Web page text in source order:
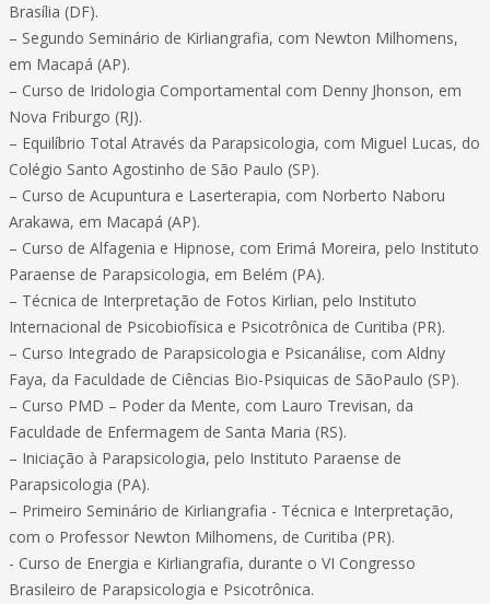
Brasília (DF).
– Segundo Seminário de Kirliangrafia, com Newton Milhomens,
em Macapá (AP).
– Curso de Iridologia Comportamental com Denny Jhonson, em
Nova Friburgo (RJ).
– Equilíbrio Total Através da Parapsicologia, com Miguel Lucas, do
Colégio Santo Agostinho de São Paulo (SP).
– Curso de Acupuntura e Laserterapia, com Norberto Naboru
Arakawa, em Macapá (AP).
– Curso de Alfagenia e Hipnose, com Erimá Moreira, pelo Instituto
Paraense de Parapsicologia, em Belém (PA).
– Técnica de Interpretação de Fotos Kirlian, pelo Instituto
Internacional de Psicobiofísica e Psicotrônica de Curitiba (PR).
– Curso Integrado de Parapsicologia e Psicanálise, com Aldny
Faya, da Faculdade de Ciências Bio-Psiquicas de SãoPaulo (SP).
– Curso PMD – Poder da Mente, com Lauro Trevisan, da
Faculdade de Enfermagem de Santa Maria (RS).
– Iniciação à Parapsicologia, pelo Instituto Paraense de
Parapsicologia (PA).
– Primeiro Seminário de Kirliangrafia - Técnica e Interpretação,
com o Professor Newton Milhomens, de Curitiba (PR).
- Curso de Energia e Kirliangrafia, durante o VI Congresso
Brasileiro de Parapsicologia e Psicotrônica.